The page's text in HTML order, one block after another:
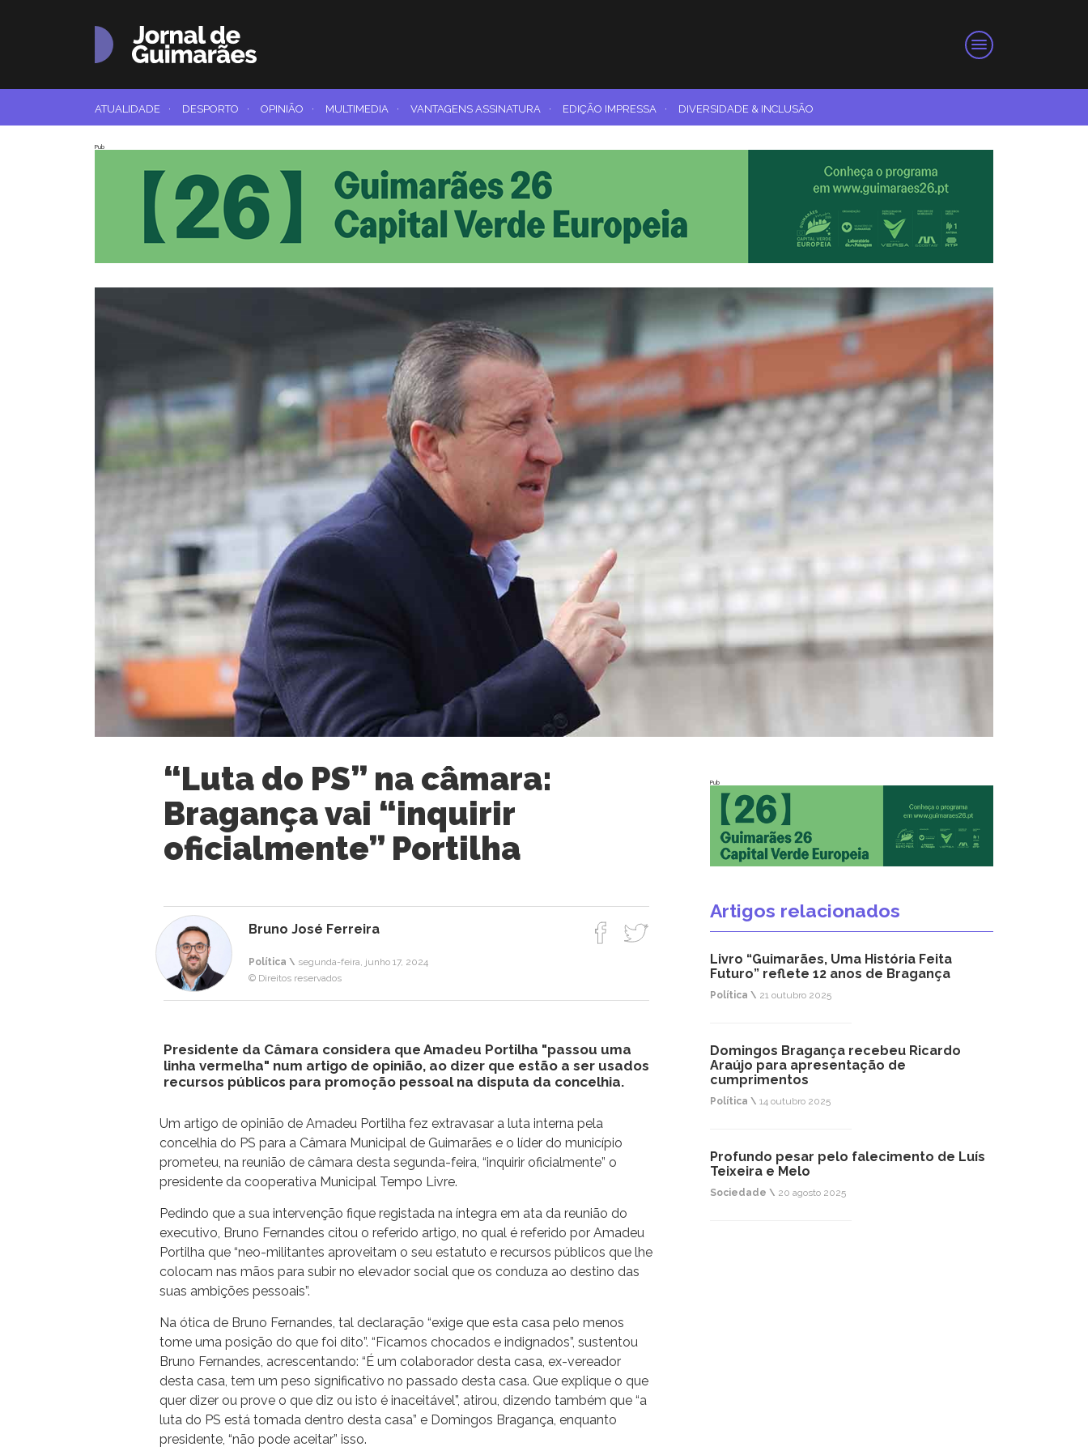
ATUALIDADE · DESPORTO · OPINIÃO · MULTIMEDIA · VANTAGENS ASSINATURA · EDIÇÃO IMPRESSA · DIVERSIDADE & INCLUSÃO
Pub
“Luta do PS” na câmara:
Bragança vai “inquirir
oficialmente” Portilha
Bruno José Ferreira
Política \ segunda-feira, junho 17, 2024
© Direitos reservados
Presidente da Câmara considera que Amadeu Portilha "passou uma
linha vermelha" num artigo de opinião, ao dizer que estão a ser usados
recursos públicos para promoção pessoal na disputa da concelhia.
Um artigo de opinião de Amadeu Portilha fez extravasar a luta interna pela
concelhia do PS para a Câmara Municipal de Guimarães e o líder do município
prometeu, na reunião de câmara desta segunda-feira, “inquirir oficialmente” o
presidente da cooperativa Municipal Tempo Livre.
Pedindo que a sua intervenção fique registada na íntegra em ata da reunião do
executivo, Bruno Fernandes citou o referido artigo, no qual é referido por Amadeu
Portilha que “neo-militantes aproveitam o seu estatuto e recursos públicos que lhe
colocam nas mãos para subir no elevador social que os conduza ao destino das
suas ambições pessoais”.
Na ótica de Bruno Fernandes, tal declaração “exige que esta casa pelo menos
tome uma posição do que foi dito”. “Ficamos chocados e indignados”, sustentou
Bruno Fernandes, acrescentando: “É um colaborador desta casa, ex-vereador
desta casa, tem um peso significativo no passado desta casa. Que explique o que
quer dizer ou prove o que diz ou isto é inaceitável”, atirou, dizendo também que “a
luta do PS está tomada dentro desta casa” e Domingos Bragança, enquanto
presidente, “não pode aceitar” isso.
Pub
Artigos relacionados
Livro “Guimarães, Uma História Feita
Futuro” reflete 12 anos de Bragança
Política \ 21 outubro 2025
Domingos Bragança recebeu Ricardo
Araújo para apresentação de
cumprimentos
Política \ 14 outubro 2025
Profundo pesar pelo falecimento de Luís
Teixeira e Melo
Sociedade \ 20 agosto 2025